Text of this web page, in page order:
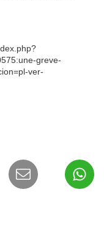
greve-
ver-